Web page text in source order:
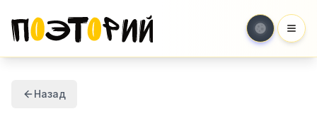
Назад